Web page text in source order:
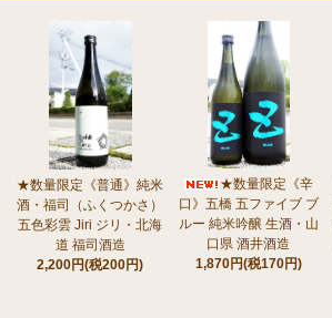
★数量限定《普通》純米
酒・福司（ふくつかさ）
五色彩雲 Jiri ジリ・北海
道 福司酒造
2,200円(税200円)
★数量限定《辛
口》五橋 五ファイブ ブ
ルー 純米吟醸 生酒・山
口県 酒井酒造
1,870円(税170円)